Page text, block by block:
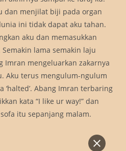
dan menjilat biji pada organ
ini tidak dapat aku tahan.
aku dan memasukkan
lama semakin laju
Imran mengeluarkan zakarnya
Aku terus mengulum-ngulum
‘halted’. Abang Imran terbaring
kata “I like ur way!” dan
itu sepanjang malam.